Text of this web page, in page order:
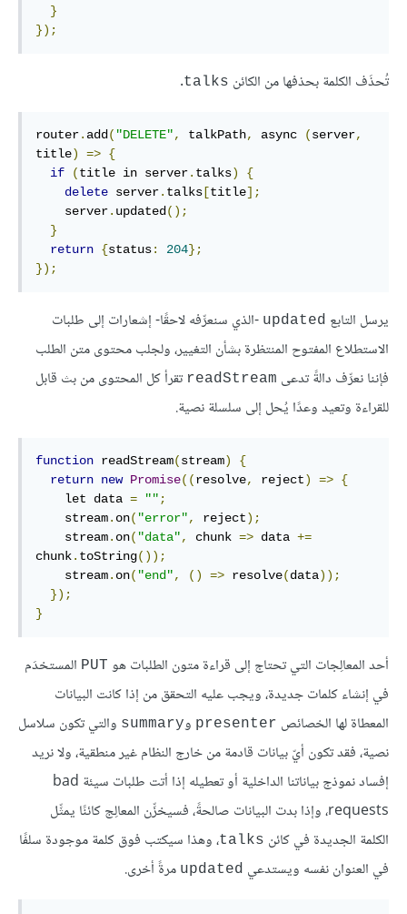
}
});
تُحذَف الكلمة بحذفها من الكائن talks
.
router. add ( "DELETE", talkPath, async (server,
title) => {
if
(title in server. talks)
{
delete server. talks [title];
    server
. updated ();
}
return {status: 204};
});
يرسل التابع updated -الذي سنعرِّفه لاحقًا- إشعارات إلى طلبات
الاستطلاع المفتوح المنتظرة بشأن التغيير، ولجلب محتوى متن الطلب
فإننا نعرِّف دالةً تدعى readStream تقرأ كل المحتوى من بث قابل
للقراءة وتعيد وعدًا يُحل إلى سلسلة نصية.
function readStream(stream)
{
return new Promise((resolve, reject) => {
    let data
= "" ;
    stream
. on( "error", reject);
    stream
. on( "data", chunk => data +=
chunk. toString());
    stream
. on( "end", () => resolve(data));
});
}
أحد المعالِجات التي تحتاج إلى قراءة متون الطلبات هو PUT المستخدَم
في إنشاء كلمات جديدة، ويجب عليه التحقق من إذا كانت البيانات
المعطاة لها الخصائص presenter وsummary والتي تكون سلاسل
نصية، فقد تكون أيّ بيانات قادمة من خارج النظام غير منطقية، ولا نريد
إفساد نموذج بياناتنا الداخلية أو تعطيله إذا أتت طلبات سيئة bad
requests، وإذا بدت البيانات صالحةً، فسيخزِّن المعالِج كائنًا يمثِّل
الكلمة الجديدة في كائن talks، وهذا سيكتب فوق كلمة موجودة سلفًا
في العنوان نفسه ويستدعي updated مرةً أخرى.